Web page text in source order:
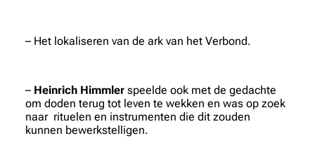
– Het lokaliseren van de ark van het Verbond.
– Heinrich Himmler speelde ook met de gedachte
om doden terug tot leven te wekken en was op zoek
naar rituelen en instrumenten die dit zouden
kunnen bewerkstelligen.